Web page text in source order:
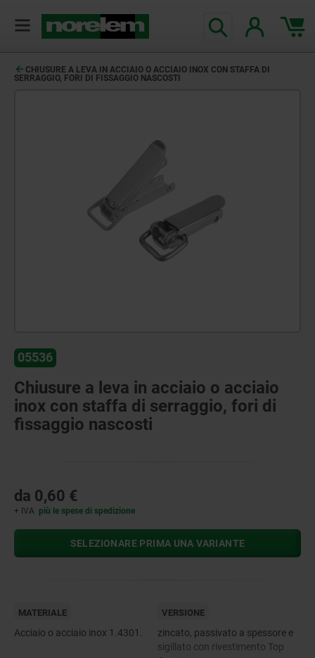
CHIUSURE A LEVA IN ACCIAIO O ACCIAIO INOX CON STAFFA DI
SERRAGGIO, FORI DI FISSAGGIO NASCOSTI
05536
Chiusure a leva in acciaio o acciaio
inox con staffa di serraggio, fori di
fissaggio nascosti
da 0,60 €
+ IVA più le spese di spedizione
SELEZIONARE PRIMA UNA VARIANTE
MATERIALE
Acciaio o acciaio inox 1.4301.
VERSIONE
zincato, passivato a spessore e
sigillato con rivestimento Top